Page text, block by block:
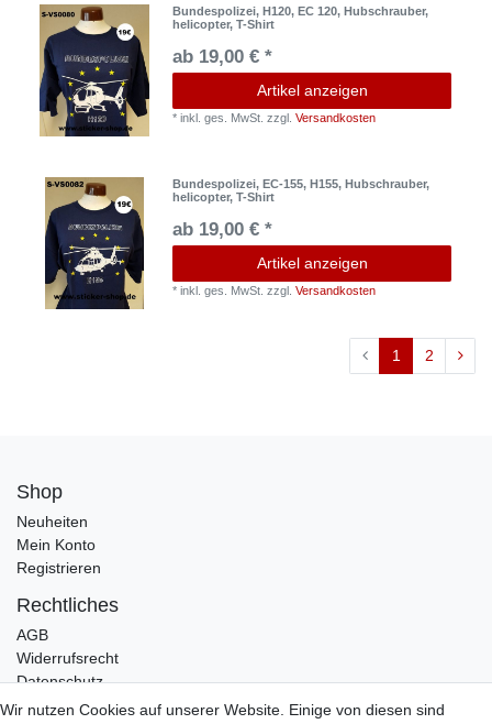
Bundespolizei, H120, EC 120, Hubschrauber,
helicopter, T-Shirt
ab 19,00 € *
Artikel anzeigen
*inkl. ges. MwSt. zzgl.Versandkosten
Bundespolizei, EC-155, H155, Hubschrauber,
helicopter, T-Shirt
ab 19,00 € *
Artikel anzeigen
*inkl. ges. MwSt. zzgl.Versandkosten
1 2
Shop
Neuheiten
Mein Konto
Registrieren
Rechtliches
AGB
Widerrufsrecht
Datenschutz
Impressum
Wir nutzen Cookies auf unserer Website. Einige von diesen sind